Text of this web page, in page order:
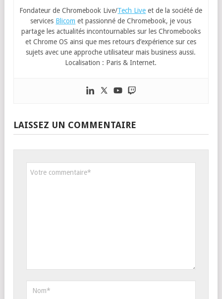
Fondateur de Chromebook Live/Tech Live et de la société de
services Blicom et passionné de Chromebook, je vous
partage les actualités incontournables sur les Chromebooks
et Chrome OS ainsi que mes retours d’expérience sur ces
sujets avec une approche utilisateur mais business aussi.
Localisation : Paris & Internet.
LAISSEZ UN COMMENTAIRE